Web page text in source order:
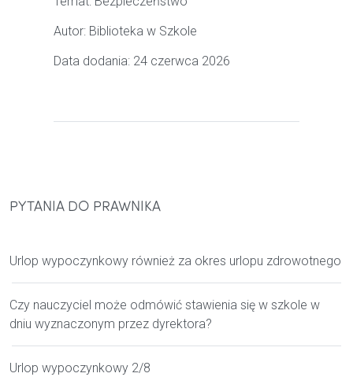
Autor: Biblioteka w Szkole
Data dodania: 24 czerwca 2026
PYTANIA DO PRAWNIKA
Urlop wypoczynkowy również za okres urlopu zdrowotnego
Czy nauczyciel może odmówić stawienia się w szkole w
dniu wyznaczonym przez dyrektora?
Urlop wypoczynkowy 2/8